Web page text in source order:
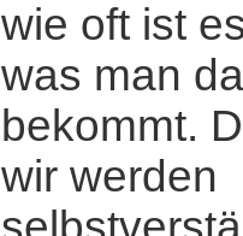
wie oft ist
was man
bekommt.
wir werden